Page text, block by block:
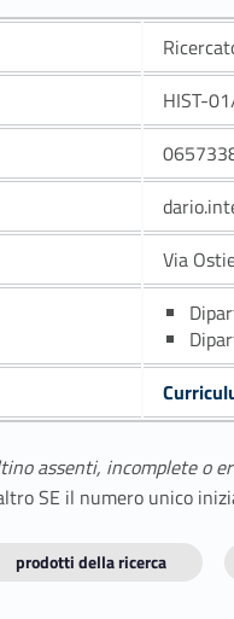
HIST-
Via
assenti, incomplete o
SE il numero unico
prodotti della ricerca